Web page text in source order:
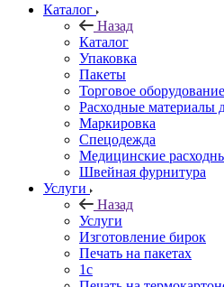
Каталог
Назад
Каталог
Упаковка
Пакеты
Торговое оборудование
Расходные материалы
Маркировка
Спецодежда
Медицинские
Швейная фурнитура
Услуги
Назад
Услуги
Изготовление бирок
Печать на пакетах
1c